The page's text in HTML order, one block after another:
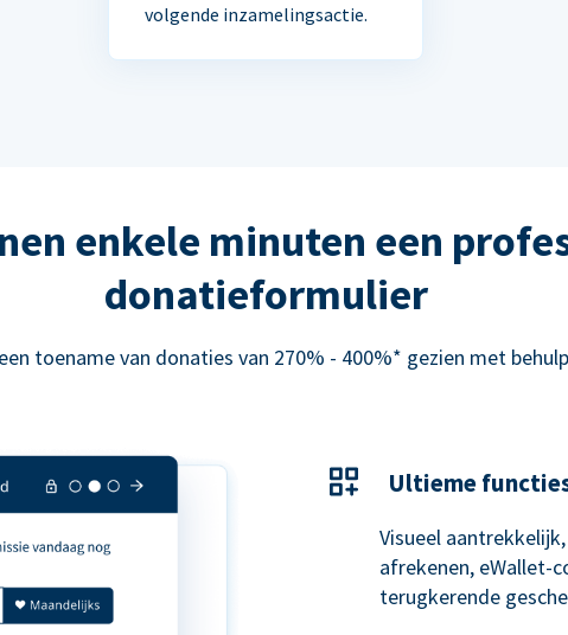
volgende inzamelingsactie.
enkele minuten een
donatieformulier
toename van donaties van 270% - 400%* gezien met
Ultieme
Visueel
afrekenen, eWallet-
terugkerende